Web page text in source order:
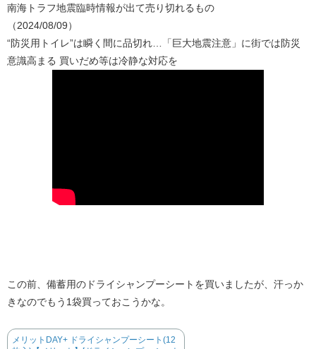
南海トラフ地震臨時情報が出て売り切れるもの
（2024/08/09）
“防災用トイレ”は瞬く間に品切れ…「巨大地震注意」に街では防災
意識高まる 買いだめ等は冷静な対応を
この前、備蓄用のドライシャンプーシートを買いましたが、汗っか
きなのでもう1袋買っておこうかな。
メリットDAY+ ドライシャンプーシート(12